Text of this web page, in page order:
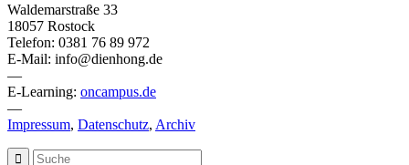
Waldemarstraße 33
18057 Rostock
Telefon: 0381 76 89 972
E-Mail: info@dienhong.de
—
E-Learning: oncampus.de
—
Impressum, Datenschutz, Archiv